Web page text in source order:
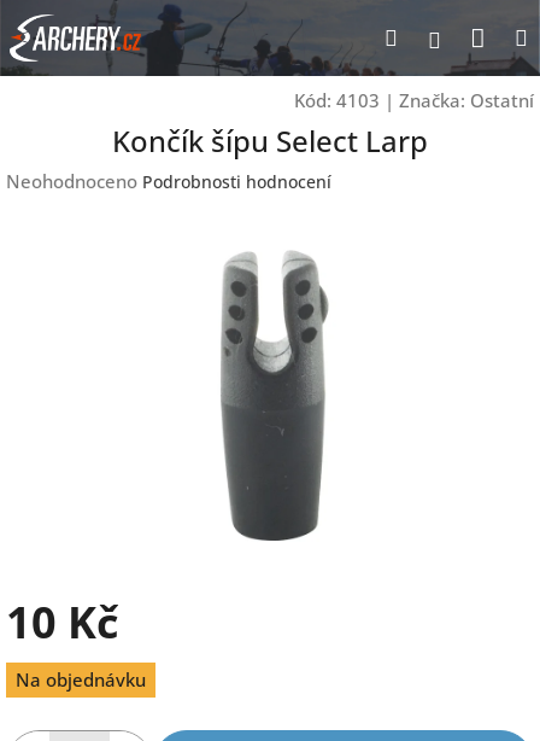
Přejít
na
obsah
Hledat
Kód: 4103 | Značka: Ostatní
Končík šípu Select Larp
Průměrné
Neohodnoceno Podrobnosti hodnocení
10 Kč
Měrná
cena:
Na objednávku